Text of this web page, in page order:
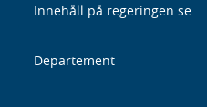
Innehåll på regeringen.se
Departement